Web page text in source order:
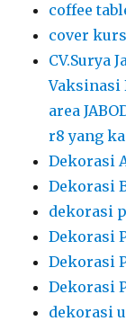
coffee
cover
CV.Surya
Vaksinasi
area
r8 yang
Dekorasi
Dekorasi
dekorasi
Dekorasi
Dekorasi
Dekorasi
dekorasi